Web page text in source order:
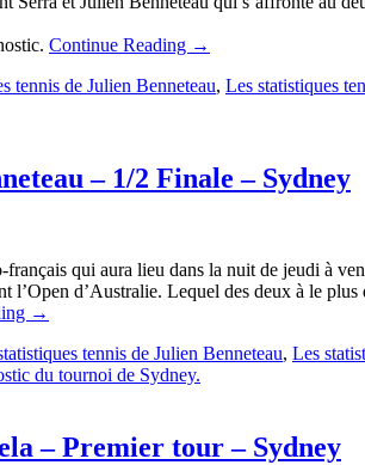
Continue Reading →
tennis de Julien Benneteau, Les statistiques
– 1/2 Finale – Sydney
qui aura lieu dans la nuit de jeudi à
d’Australie. Lequel des deux à le
→
tennis de Julien Benneteau, Les
du tournoi de Sydney.
– Premier tour – Sydney